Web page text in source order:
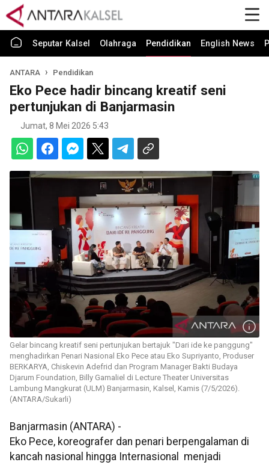
Seputar Kalsel Olahraga Pendidikan English News
ANTARA Pendidikan
Eko Pece hadir bincang kreatif seni
pertunjukan di Banjarmasin
Jumat, 8 Mei 2026 5:43
Gelar bincang kreatif seni pertunjukan bertajuk "Dari ide ke panggung"
menghadirkan Penari Nasional Eko Pece atau Eko Supriyanto, Produser
BERKARYA, Chiskevin Adefrid dan Program Manager Bakti Budaya
Djarum Foundation, Billy Gamaliel di Lecture Theater Universitas
Lambung Mangkurat (ULM) Banjarmasin, Kalsel, Kamis (7/5/2026).
(ANTARA/Sukarli)
Banjarmasin (ANTARA) -
Eko Pece, koreografer dan penari berpengalaman di
kancah nasional hingga Internasional menjadi